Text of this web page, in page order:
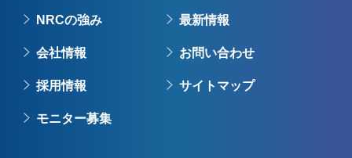
NRCの強み
会社情報
採用情報
モニター募集
最新情報
お問い合わせ
サイトマップ